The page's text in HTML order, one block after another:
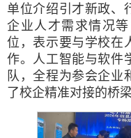
单位介绍引才新政、
企业人才需求情况
位，表示要与学校在
作。人工智能与软件
队，全程为参会企业
了校企精准对接的桥梁